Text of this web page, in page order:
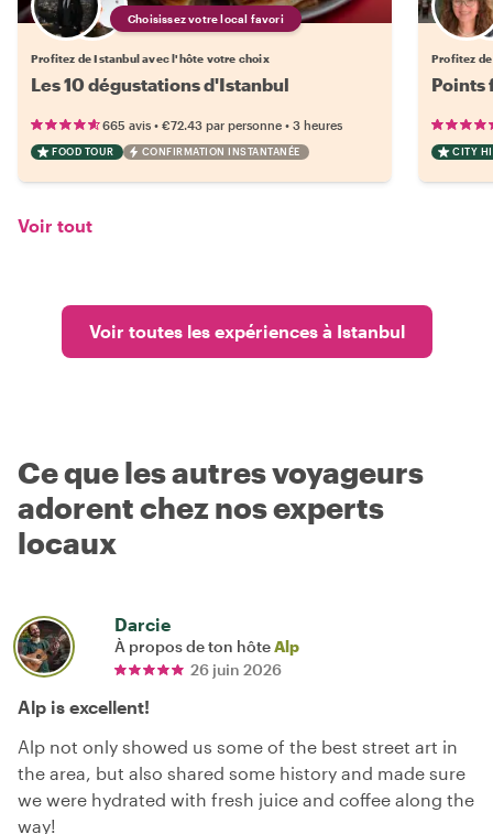
Choisissez votre local favori
Profitez de Istanbul avec l'hôte votre choix
Les 10 dégustations d'Istanbul
665 avis • €72.43 par personne • 3 heures
FOOD TOUR CONFIRMATION INSTANTANÉE
Profitez
Points
CITY
Voir tout
Voir toutes les expériences à Istanbul
Ce que les autres voyageurs
adorent chez nos experts
locaux
Darcie
À propos de ton hôteAlp
26 juin 2026
Alp is excellent!
Alp not only showed us some of the best street art in
the area, but also shared some history and made sure
we were hydrated with fresh juice and coffee along the
way!